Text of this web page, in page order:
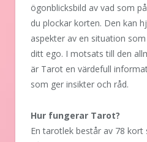
ögonblicksbild av vad som
du plockar korten. Den kan
aspekter av en situation
ditt ego. I motsats till den
är Tarot en värdefull
som ger insikter och råd.
Hur fungerar Tarot?
En tarotlek består av 78 kort